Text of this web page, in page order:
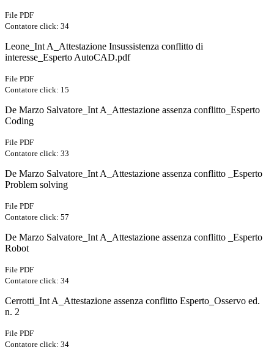
File PDF
Contatore click: 34
Leone_Int A_Attestazione Insussistenza conflitto di
interesse_Esperto AutoCAD.pdf
File PDF
Contatore click: 15
De Marzo Salvatore_Int A_Attestazione assenza conflitto_Esperto
Coding
File PDF
Contatore click: 33
De Marzo Salvatore_Int A_Attestazione assenza conflitto _Esperto
Problem solving
File PDF
Contatore click: 57
De Marzo Salvatore_Int A_Attestazione assenza conflitto _Esperto
Robot
File PDF
Contatore click: 34
Cerrotti_Int A_Attestazione assenza conflitto Esperto_Osservo ed.
n. 2
File PDF
Contatore click: 34